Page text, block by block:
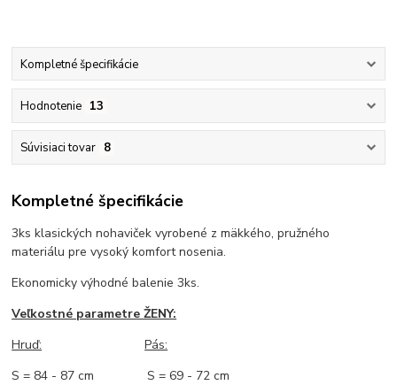
Kompletné špecifikácie
Hodnotenie 13
Súvisiaci tovar 8
Kompletné špecifikácie
3ks klasických nohaviček vyrobené z mäkkého, pružného
materiálu pre vysoký komfort nosenia.
Ekonomicky výhodné balenie 3ks.
Veľkostné parametre ŽENY:
Hruď:
Pás:
S = 84 - 87 cm S = 69 - 72 cm